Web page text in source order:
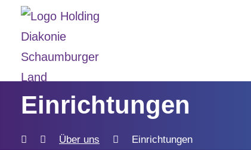
Einrichtungen
Über uns Einrichtungen